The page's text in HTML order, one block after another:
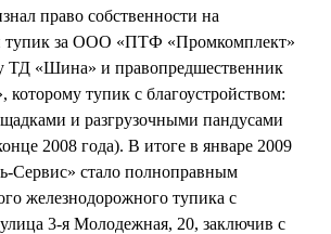
право собственности на
тупик за ООО «ПТФ «Промкомплект»
ТД «Шина» и правопредшественник
которому тупик с благоустройством:
и разгрузочными пандусами
2008 года). В итоге в январе 2009
Сервис» стало полноправным
железнодорожного тупика с
3-я Молодежная, 20, заключив с